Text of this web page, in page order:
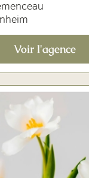
Voir l'agence